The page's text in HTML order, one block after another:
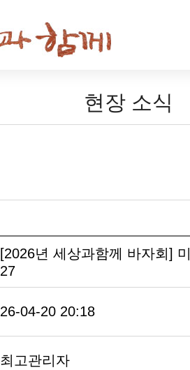
현장 소식
[2026년 세상과함께 바자회]
27
26-04-20 20:18
최고관리자